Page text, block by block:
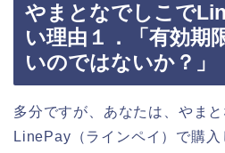
やまとなでしこで
い理由１．「有効期
いのではないか？」
多分ですが、あなたは、やま
LinePay（ラインペイ）で購